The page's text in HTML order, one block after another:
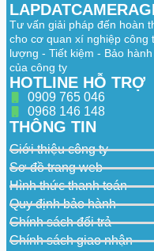
Smart
Supplement
Light
Yes
Video
Main Stream
Sub-Stream
60 Hz:
Compression
Sub-
Video Bit Rate
H.264 Type
Tư vấn giải pháp đến hoàn
cho cơ quan xí nghiệp
lượng - Tiết kiệm - Bảo
của công ty
HOTLINE HỖ TRỢ
0909 765 046
0968 146 148
THÔNG TIN
Giới thiệu công ty
Sơ đồ trang web
Hình thức thanh toán
Quy định bảo hành
Chính sách đổi trả
Chính sách giao nhận